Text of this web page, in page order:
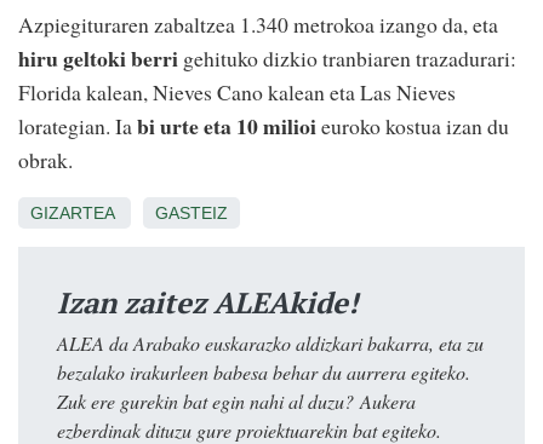
Azpiegituraren zabaltzea 1.340 metrokoa izango da, eta
hiru geltoki berri gehituko dizkio tranbiaren trazadurari:
Florida kalean, Nieves Cano kalean eta Las Nieves
lorategian. Iabi urte eta 10 milioieuroko kostua izan du
obrak.
GIZARTEA GASTEIZ
Izan zaitez ALEAkide!
ALEA da Arabako euskarazko aldizkari bakarra, eta zu
bezalako irakurleen babesa behar du aurrera egiteko.
Zuk ere gurekin bat egin nahi al duzu? Aukera
ezberdinak dituzu gure proiektuarekin bat egiteko.